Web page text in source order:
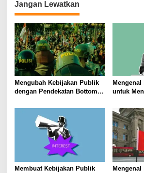
Jangan Lewatkan
Mengubah Kebijakan Publik
dengan Pendekatan Bottom-
untuk
Membuat Kebijakan Publik